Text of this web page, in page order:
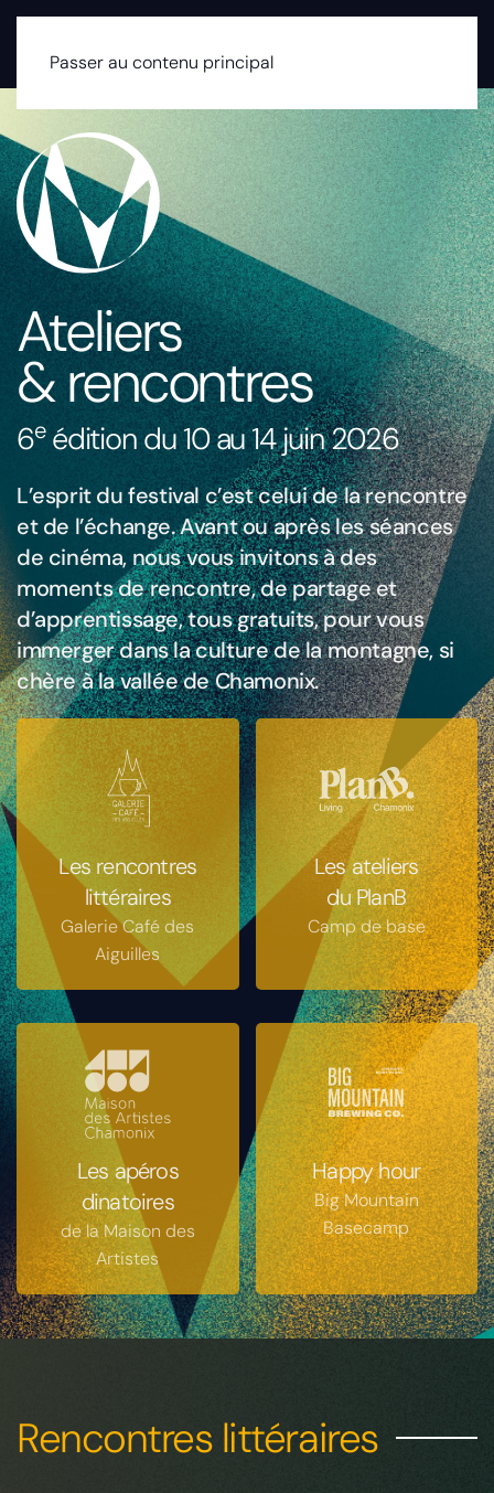
Passer au contenu principal
Ateliers
& rencontres
6eédition du 10 au 14 juin 2026
L’esprit du festival c’est celui de la rencontre
et de l’échange. Avant ou après les séances
de cinéma, nous vous invitons à des
moments de rencontre, de partage et
d’apprentissage, tous gratuits, pour vous
immerger dans la culture de la montagne, si
chère à la vallée de Chamonix.
Les rencontres
littéraires
Galerie Café des
Aiguilles
Les ateliers
du PlanB
Camp de base
Les apéros
dinatoires
de la Maison des
Artistes
Happy hour
Big Mountain
Basecamp
Rencontres littéraires